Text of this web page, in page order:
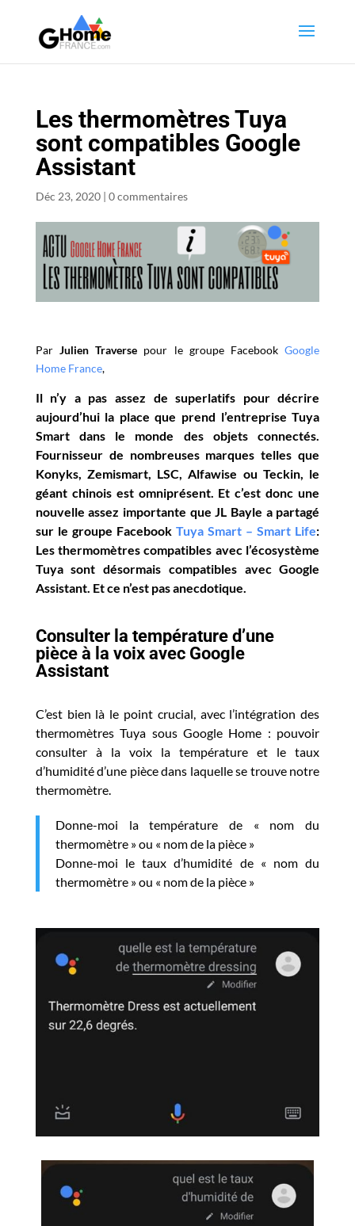
Les thermomètres Tuya
sont compatibles Google
Assistant
Déc 23, 2020| 0 commentaires
Par Julien Traverse pour le groupe FacebookGoogle
Home France,
Il n’y a pas assez de superlatifs pour décrire
aujourd’hui la place que prend l’entreprise Tuya
Smart dans le monde des objets connectés.
Fournisseur de nombreuses marques telles que
Konyks, Zemismart, LSC, Alfawise ou Teckin, le
géant chinois est omniprésent. Et c’est donc une
nouvelle assez importante que JL Bayle a partagé
sur le groupe Facebook Tuya Smart – Smart Life:
Les thermomètres compatibles avec l’écosystème
Tuya sont désormais compatibles avec Google
Assistant. Et ce n’est pas anecdotique.
Consulter la température d’une
pièce à la voix avec Google
Assistant
C’est bien là le point crucial, avec l’intégration des
thermomètres Tuya sous Google Home : pouvoir
consulter à la voix la température et le taux
d’humidité d’une pièce dans laquelle se trouve notre
thermomètre.
Donne-moi la température de « nom du
thermomètre » ou « nom de la pièce »
Donne-moi le taux d’humidité de « nom du
thermomètre » ou « nom de la pièce »